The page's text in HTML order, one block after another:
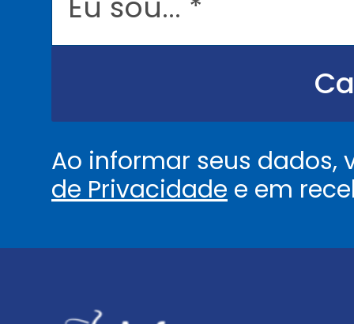
.
Ao informar seus
de Privacidade e em